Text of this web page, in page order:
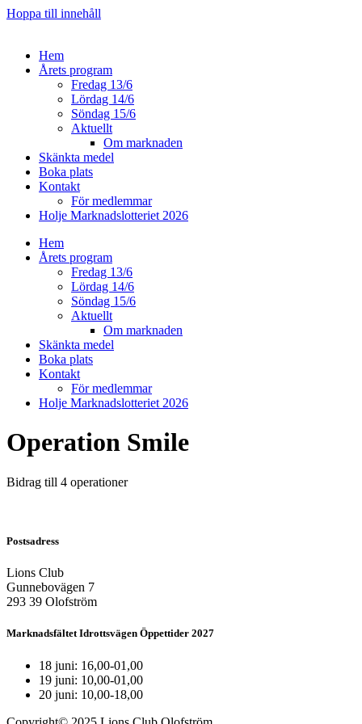
Hoppa till innehåll
Hem
Årets program
Fredag 13/6
Lördag 14/6
Söndag 15/6
Aktuellt
Om marknaden
Skänkta medel
Boka plats
Kontakt
För medlemmar
Holje Marknadslotteriet 2026
Hem
Årets program
Fredag 13/6
Lördag 14/6
Söndag 15/6
Aktuellt
Om marknaden
Skänkta medel
Boka plats
Kontakt
För medlemmar
Holje Marknadslotteriet 2026
Operation Smile
Bidrag till 4 operationer
Postsadress
Lions Club
Gunnebovägen 7
293 39 Olofström
Marknadsfältet Idrottsvägen Öppettider 2027
18 juni: 16,00-01,00
19 juni: 10,00-01,00
20 juni: 10,00-18,00